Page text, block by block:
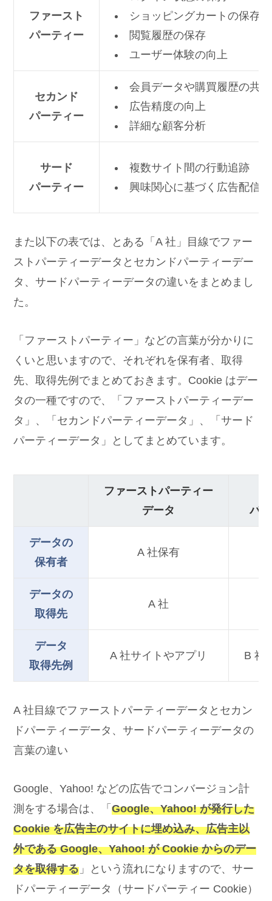
ファースト
パーティー
ショッピングカートの保存
閲覧履歴の保存
ユーザー体験の向上
セカンド
パーティー
会員データや購買履歴の共有
広告精度の向上
詳細な顧客分析
サード
パーティー
複数サイト間の行動追跡
興味関心に基づく広告配信
また以下の表では、とある「A 社」目線でファー
ストパーティーデータとセカンドパーティーデー
タ、サードパーティーデータの違いをまとめまし
た。
「ファーストパーティー」などの言葉が分かりに
くいと思いますので、それぞれを保有者、取得
先、取得先例でまとめておきます。Cookie はデー
タの一種ですので、「ファーストパーティーデー
タ」、「セカンドパーティーデータ」、「サード
パーティーデータ」としてまとめています。
ファーストパーティー
データ
パ
データの
保有者
A 社保有
データの
取得先
A 社
データ
取得先例
A 社サイトやアプリ B 社
A 社目線でファーストパーティーデータとセカン
ドパーティーデータ、サードパーティーデータの
言葉の違い
Google、Yahoo! などの広告でコンバージョン計
測をする場合は、「Google、Yahoo! が発行した
Cookie を広告主のサイトに埋め込み、広告主以
外である Google、Yahoo! が Cookie からのデー
タを取得する 」という流れになりますので、サー
ドパーティーデータ（サードパーティー Cookie）